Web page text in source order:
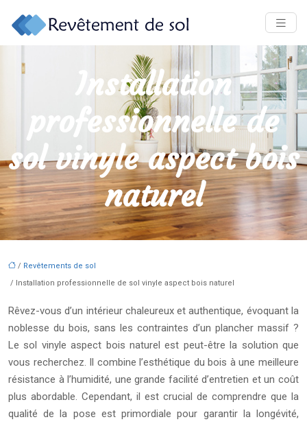
Installation
professionnelle de
sol vinyle aspect bois
naturel
/ Revêtements de sol
/ Installation professionnelle de sol vinyle aspect bois naturel
Rêvez-vous d’un intérieur chaleureux et authentique, évoquant la
noblesse du bois, sans les contraintes d’un plancher massif ?
Le sol vinyle aspect bois naturel est peut-être la solution que
vous recherchez. Il combine l’esthétique du bois à une meilleure
résistance à l’humidité, une grande facilité d’entretien et un coût
plus abordable. Cependant, il est crucial de comprendre que la
qualité de la pose est primordiale pour garantir la longévité,